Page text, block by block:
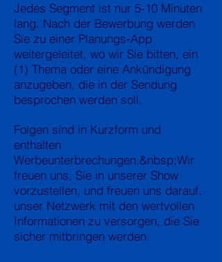
Jedes Segment ist nur 5-10 Minuten
lang. Nach der Bewerbung werden
Sie zu einer Planungs-App
weitergeleitet, wo wir Sie bitten, ein
(1) Thema oder eine Ankündigung
anzugeben, die in der Sendung
besprochen werden soll.
Folgen sind in Kurzform und
enthalten
Werbeunterbrechungen.&nbsp;Wir
freuen uns, Sie in unserer Show
vorzustellen, und freuen uns darauf,
unser Netzwerk mit den wertvollen
Informationen zu versorgen, die Sie
sicher mitbringen werden.